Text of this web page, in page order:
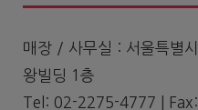
매장 / 사무실 : 서울특별
왕빌딩 1층
Tel: 02-2275-4777 |